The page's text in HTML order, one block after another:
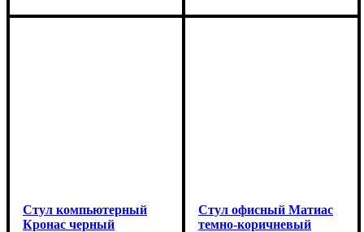
Стул компьютерный
Кронас черный
Стул офисный Матиас
темно-коричневый